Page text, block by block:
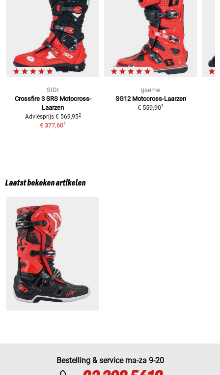
SIDI
Crossfire 3 SRS Motocross-
Laarzen
Adviesprijs € 569,952
€ 377,601
gaerne
SG12 Motocross-Laarzen
€ 559,901
Laatst bekeken artikelen
Bestelling & service ma-za 9-20